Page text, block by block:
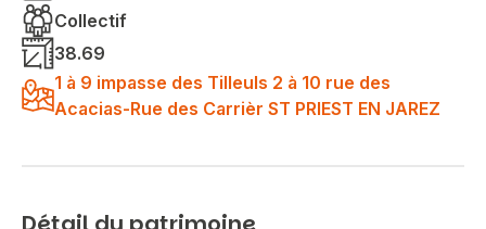
Collectif
38.69
1 à 9 impasse des Tilleuls 2 à 10 rue des
Acacias-Rue des Carrièr ST PRIEST EN JAREZ